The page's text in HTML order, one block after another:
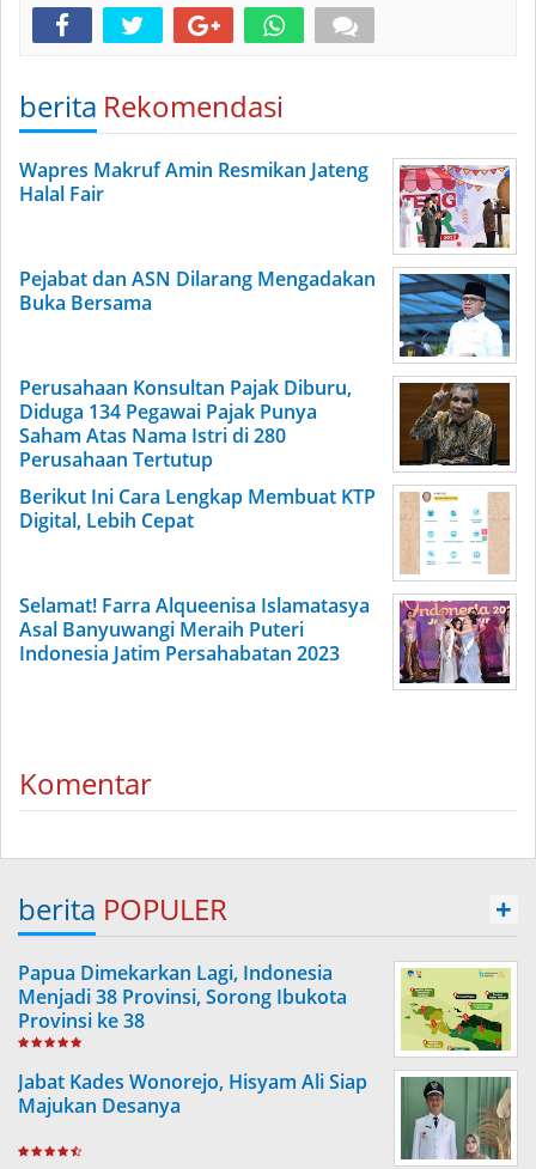
berita Rekomendasi
Wapres Makruf Amin Resmikan Jateng
Halal Fair
Pejabat dan ASN Dilarang Mengadakan
Buka Bersama
Perusahaan Konsultan Pajak Diburu,
Diduga 134 Pegawai Pajak Punya
Saham Atas Nama Istri di 280
Perusahaan Tertutup
Berikut Ini Cara Lengkap Membuat KTP
Digital, Lebih Cepat
Selamat! Farra Alqueenisa Islamatasya
Asal Banyuwangi Meraih Puteri
Indonesia Jatim Persahabatan 2023
Komentar
berita POPULER +
Papua Dimekarkan Lagi, Indonesia
Menjadi 38 Provinsi, Sorong Ibukota
Provinsi ke 38
Jabat Kades Wonorejo, Hisyam Ali Siap
Majukan Desanya